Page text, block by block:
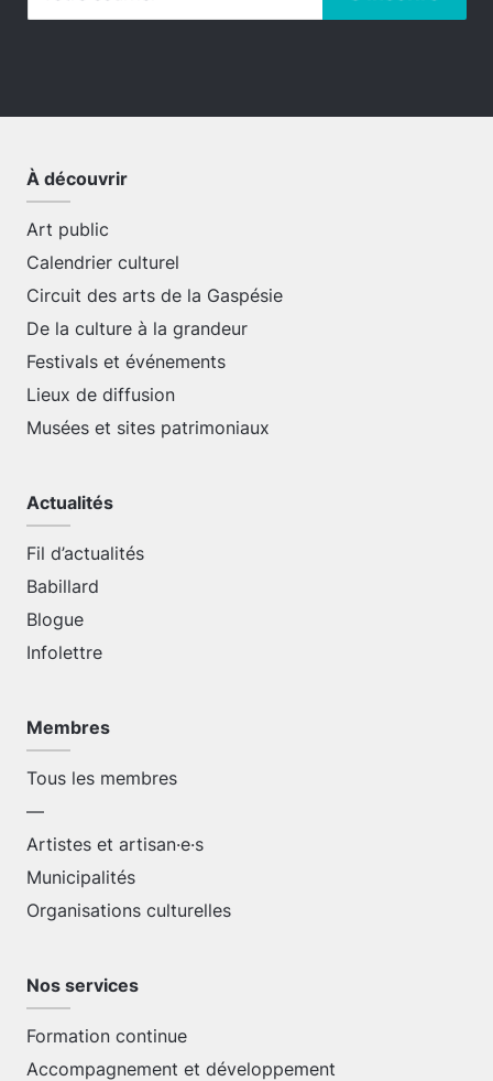
À découvrir
Art public
Calendrier culturel
Circuit des arts de la Gaspésie
De la culture à la grandeur
Festivals et événements
Lieux de diffusion
Musées et sites patrimoniaux
Actualités
Fil d’actualités
Babillard
Blogue
Infolettre
Membres
Tous les membres
—
Artistes et artisan·e·s
Municipalités
Organisations culturelles
Nos services
Formation continue
Accompagnement et développement